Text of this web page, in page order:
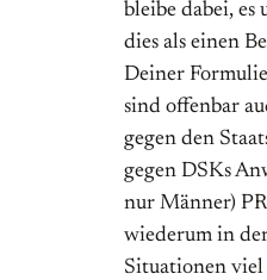
bleibe dabei,
dies als einen
Deiner
sind offenbar
gegen den
gegen DSKs
nur Männer)
wiederum in
Situationen